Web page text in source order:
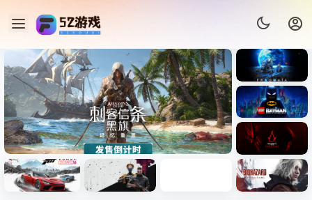
《识质存
在/PRAG
MATA》
免安装中
文版
《乐高蝙
蝠侠：黑
暗骑士之